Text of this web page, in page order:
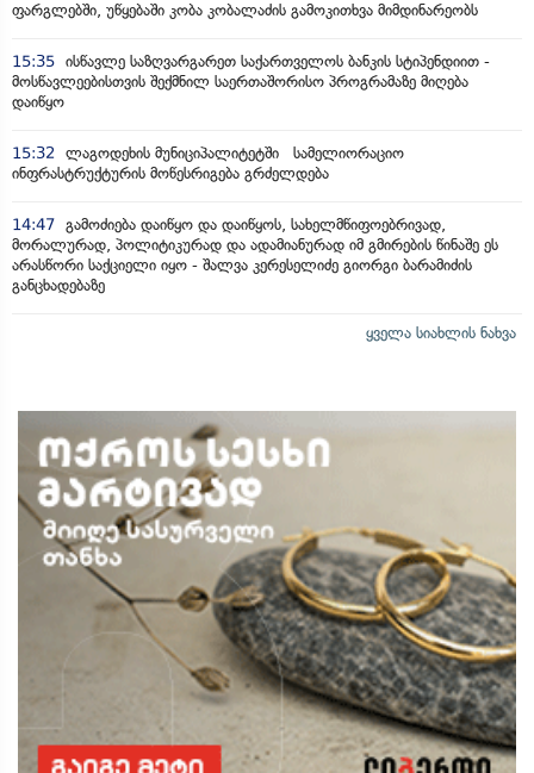
ფარგლებში, უწყებაში კობა კობალაძის გამოკითხვა მიმდინარეობს
15:35 ისწავლე საზღვარგარეთ საქართველოს ბანკის სტიპენდიით -
მოსწავლეებისთვის შექმნილ საერთაშორისო პროგრამაზე მიღება
დაიწყო
15:32 ლაგოდეხის მუნიციპალიტეტში სამელიორაციო
ინფრასტრუქტურის მოწესრიგება გრძელდება
14:47 გამოძიება დაიწყო და დაიწყოს, სახელმწიფოებრივად,
მორალურად, პოლიტიკურად და ადამიანურად იმ გმირების წინაშე ეს
არასწორი საქციელი იყო - შალვა კერესელიძე გიორგი ბარამიძის
განცხადებაზე
ყველა სიახლის ნახვა